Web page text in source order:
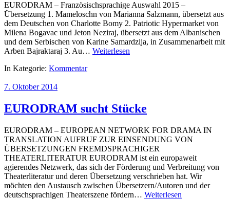
EURODRAM – Französischsprachige Auswahl 2015 –
Übersetzung 1. Mameloschn von Marianna Salzmann, übersetzt aus
dem Deutschen von Charlotte Bomy 2. Patriotic Hypermarket von
Milena Bogavac und Jeton Neziraj, übersetzt aus dem Albanischen
und dem Serbischen von Karine Samardzija, in Zusammenarbeit mit
Arben Bajraktaraj 3. Au… Weiterlesen
In Kategorie: Kommentar
7. Oktober 2014
EURODRAM sucht Stücke
EURODRAM – EUROPEAN NETWORK FOR DRAMA IN
TRANSLATION AUFRUF ZUR EINSENDUNG VON
ÜBERSETZUNGEN FREMDSPRACHIGER
THEATERLITERATUR EURODRAM ist ein europaweit
agierendes Netzwerk, das sich der Förderung und Verbreitung von
Theaterliteratur und deren Übersetzung verschrieben hat. Wir
möchten den Austausch zwischen Übersetzern/Autoren und der
deutschsprachigen Theaterszene fördern… Weiterlesen